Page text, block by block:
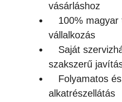
vásárláshoz
100% magyar
vállalkozás
Saját
szakszerű
Folyamatos
alkatrészellátás